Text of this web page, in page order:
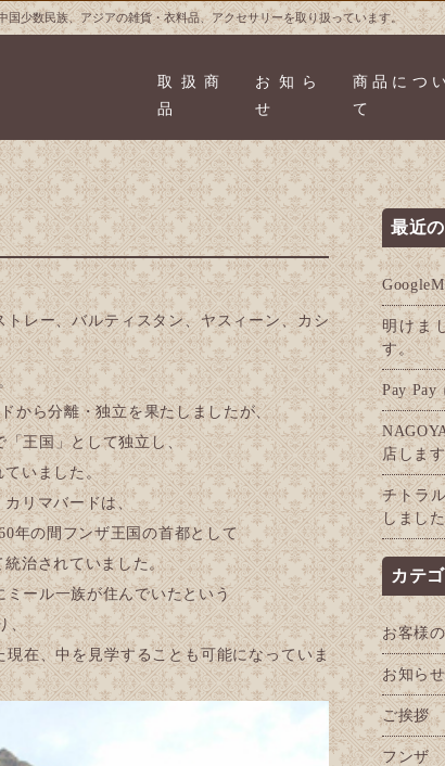
国少数民族、アジアの雑貨・衣料品、アクセサリーを取り扱っています。
取扱商
品
お知ら
せ
商品につ
て
レー、バルティスタン、ヤスィーン、カシ
から分離・独立を果たしましたが、
「王国」として独立し、
ていました。
リマバードは、
年の間フンザ王国の首都として
治されていました。
ミール一族が住んでいたという
、
在、中を見学することも可能になっていま
最近
明けま
す。
Pay Pay
店しま
チトラ
しまし
カテ
お客様
お知らせ
ご挨拶
フンザ